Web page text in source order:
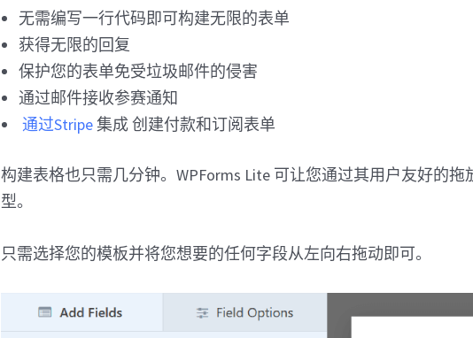
无需编写一行代码即可构建无限的表单
获得无限的回复
保护您的表单免受垃圾邮件的侵害
通过邮件接收参赛通知
通过Stripe集成 创建付款和订阅表单
构建表格也只需几分钟。WPForms Lite 可让您通过其用户友好的
型。
只需选择您的模板并将您想要的任何字段从左向右拖动即可。